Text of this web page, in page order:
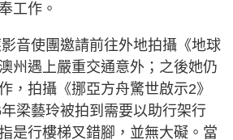
工作。
音使團邀請前往外地拍攝《地球
州遇上嚴重交通意外；之後她仍
，拍攝《挪亞方舟驚世啟示2》
梁藝玲被拍到需要以助行架行
是行樓梯叉錯腳，並無大礙。當